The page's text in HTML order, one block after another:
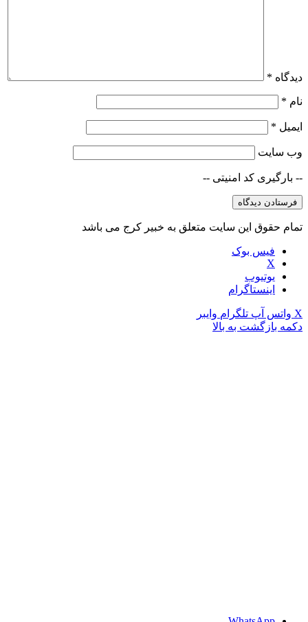
دیدگاه *
نام *
ایمیل *
وب‌ سایت
-- بارگیری کد امنیتی --
تمام حقوق این سایت متعلق به خبیر کرج می باشد
فیس بوک
X
یوتیوب
اینستاگرام
X واتس آپ تلگرام وایبر
دکمه بازگشت به بالا